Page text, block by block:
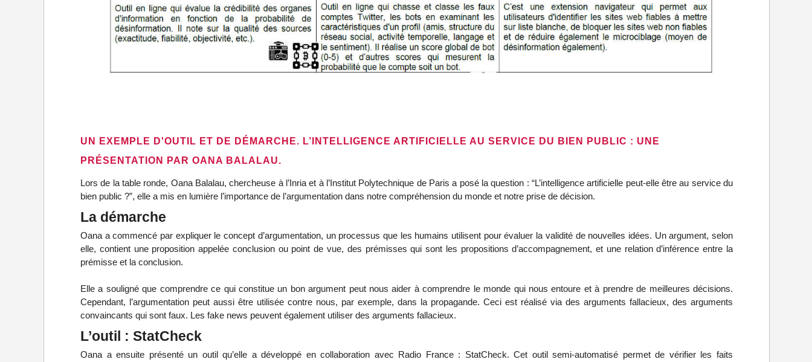
UN EXEMPLE D'OUTIL ET DE DÉMARCHE. L’INTELLIGENCE ARTIFICIELLE AU SERVICE DU BIEN PUBLIC : UNE
PRÉSENTATION PAR OANA BALALAU.
Lors de la table ronde, Oana Balalau, chercheuse à l’Inria et à l’Institut Polytechnique de Paris a posé la question : “L’intelligence artificielle peut-elle être au service du
bien public ?”, elle a mis en lumière l’importance de l’argumentation dans notre compréhension du monde et notre prise de décision.
La démarche
Oana a commencé par expliquer le concept d’argumentation, un processus que les humains utilisent pour évaluer la validité de nouvelles idées. Un argument, selon
elle, contient une proposition appelée conclusion ou point de vue, des prémisses qui sont les propositions d’accompagnement, et une relation d’inférence entre la
prémisse et la conclusion.
Elle a souligné que comprendre ce qui constitue un bon argument peut nous aider à comprendre le monde qui nous entoure et à prendre de meilleures décisions.
Cependant, l’argumentation peut aussi être utilisée contre nous, par exemple, dans la propagande. Ceci est réalisé via des arguments fallacieux, des arguments
convaincants qui sont faux. Les fake news peuvent également utiliser des arguments fallacieux.
L’outil : StatCheck
Oana a ensuite présenté un outil qu’elle a développé en collaboration avec Radio France : StatCheck. Cet outil semi-automatisé permet de vérifier les faits